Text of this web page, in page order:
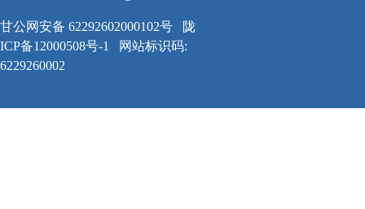
甘公网安备 62292602000102号
陇
ICP备12000508号-1
网站标识码:
6229260002